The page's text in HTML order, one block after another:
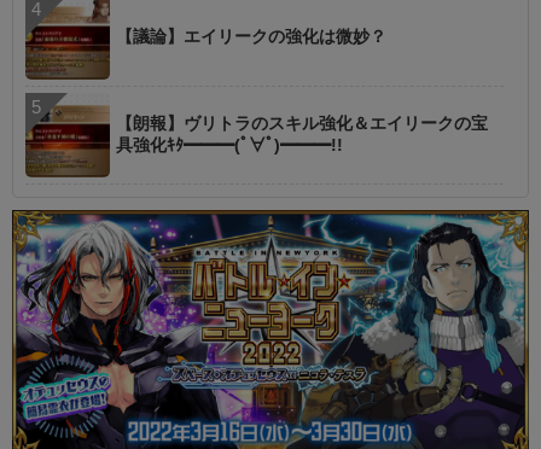
【議論】エイリークの強化は微妙？
【朗報】ヴリトラのスキル強化＆エイリークの宝
具強化ｷﾀ━━━(ﾟ∀ﾟ)━━━!!